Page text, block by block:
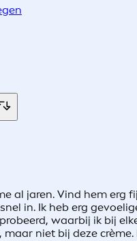
al jaren. Vind hem erg
in. Ik heb erg
waarbij ik bij
niet bij deze crème.